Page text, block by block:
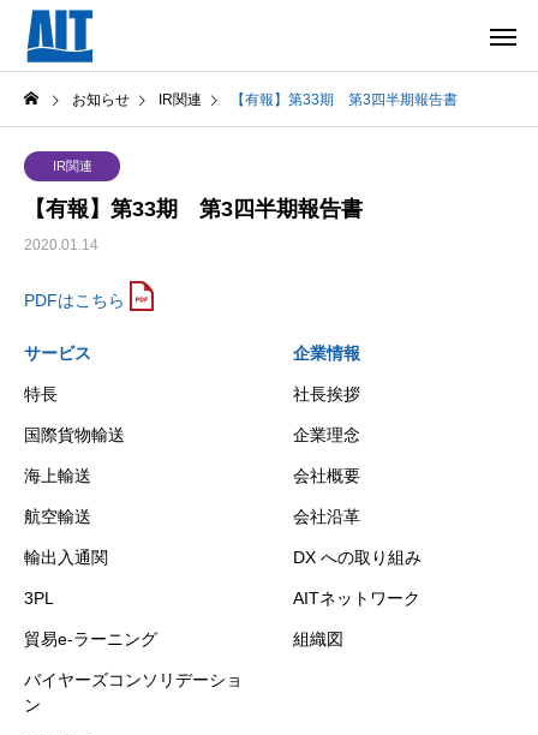
お知らせ IR関連 【有報】第33期 第3四半期報告書
IR関連
【有報】第33期 第3四半期報告書
2020.01.14
PDFはこちら
サービス
特長
国際貨物輸送
海上輸送
航空輸送
輸出入通関
3PL
貿易e-ラーニング
バイヤーズコンソリデーショ
ン
企業情報
社長挨拶
企業理念
会社概要
会社沿革
DX への取り組み
AITネットワーク
組織図